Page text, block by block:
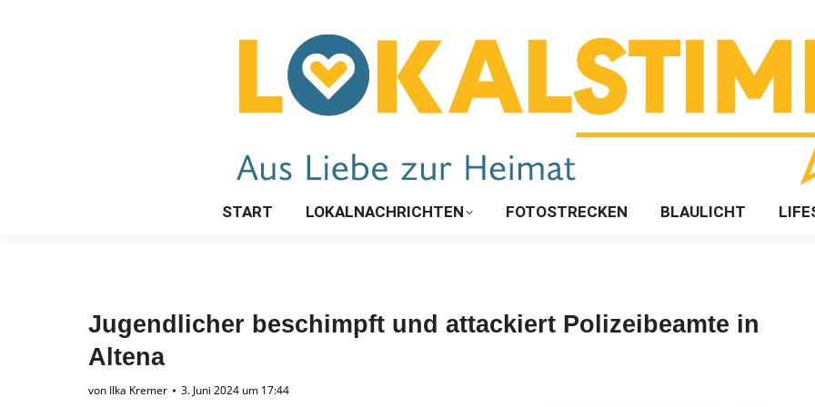
START LOKALNACHRICHTEN FOTOSTRECKEN BLAULICHT
Jugendlicher beschimpft und attackiert Polizeibeamte in
Altena
von Ilka Kremer 3. Juni 2024 um 17:44